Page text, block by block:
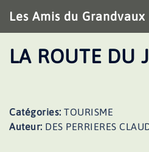
au
contenu
Les Amis du Grandvaux
LA ROUTE DU
Catégories: TOURISME
Auteur: DES PERRIERES